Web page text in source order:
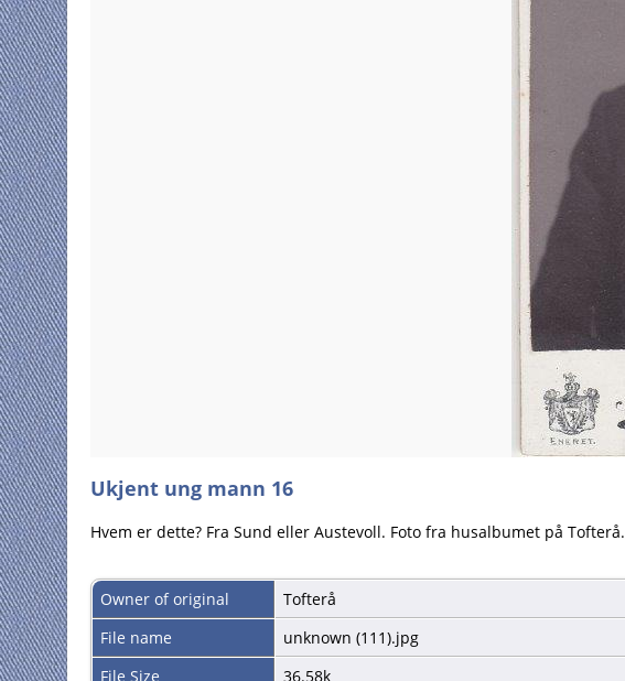
Ukjent ung mann 16
Hvem er dette? Fra Sund eller Austevoll. Foto fra husalbumet på Tofterå.
Owner of original
Tofterå
File name
unknown (111).jpg
File Size
36.58k